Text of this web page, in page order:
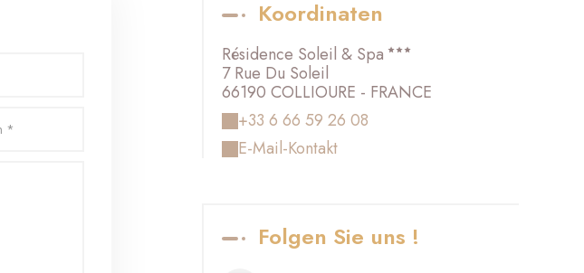
Koordinaten
Résidence Soleil & Spa
7 Rue Du Soleil
66190 COLLIOURE - FRANCE
+33 6 66 59 26 08
E-Mail-Kontakt
Folgen Sie uns !